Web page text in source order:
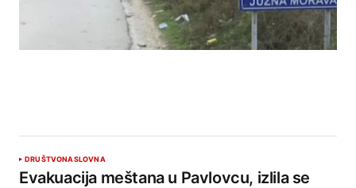
DRUŠTVONASLOVNA
Evakuacija meštana u Pavlovcu, izlila se